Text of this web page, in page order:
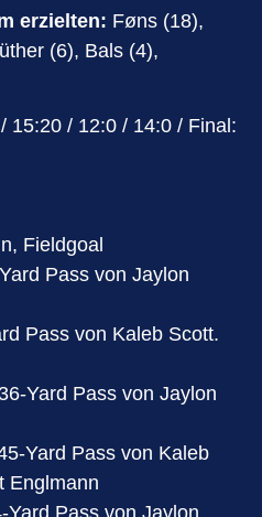
erzielten: Føns (18),
(6), Bals (4),
15:20 / 12:0 / 14:0 / Final:
Fieldgoal
Pass von Jaylon
Pass von Kaleb Scott.
Yard Pass von Jaylon
Yard Pass von Kaleb
Englmann